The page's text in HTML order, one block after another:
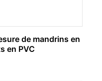
de mandrins en
en PVC